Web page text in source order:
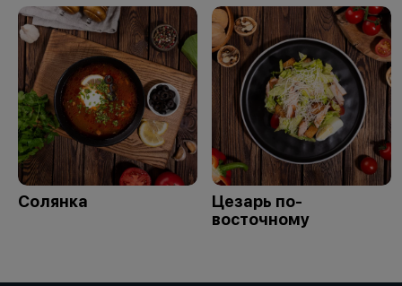
Солянка
Цезарь по-
восточному